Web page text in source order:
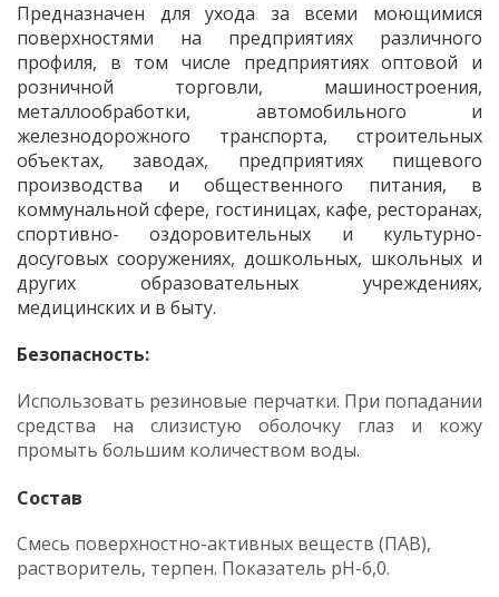
Предназначен для ухода за всеми моющимися
поверхностями на предприятиях различного
профиля, в том числе предприятиях оптовой и
розничной торговли, машиностроения,
металлообработки, автомобильного и
железнодорожного транспорта, строительных
объектах, заводах, предприятиях пищевого
производства и общественного питания, в
коммунальной сфере, гостиницах, кафе, ресторанах,
спортивно- оздоровительных и культурно-
досуговых сооружениях, дошкольных, школьных и
других образовательных учреждениях,
медицинских и в быту.
Безопасность:
Использовать резиновые перчатки. При попадании
средства на слизистую оболочку глаз и кожу
промыть большим количеством воды.
Состав
Смесь поверхностно-активных веществ (ПАВ),
растворитель, терпен. Показатель рН-6,0.